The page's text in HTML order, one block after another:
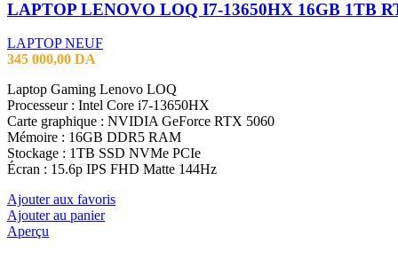
LAPTOP NEUF
345 000,00 DA
Laptop Gaming Lenovo LOQ
Processeur : Intel Core i7-13650HX
Carte graphique : NVIDIA GeForce RTX 5060
Mémoire : 16GB DDR5 RAM
Stockage : 1TB SSD NVMe PCIe
Écran : 15.6p IPS FHD Matte 144Hz
Ajouter aux favoris
Ajouter au panier
Aperçu